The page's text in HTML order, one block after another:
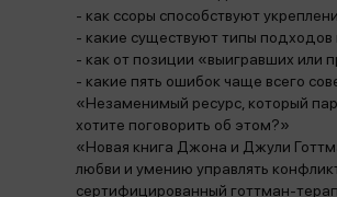
- как ссоры способствуют
- какие существуют типы подходов
- как от позиции «выигравших или
- какие пять ошибок чаще всего
«Незаменимый ресурс, который
хотите поговорить об этом?»
«Новая книга Джона и Джули
любви и умению управлять
сертифицированный готтман-